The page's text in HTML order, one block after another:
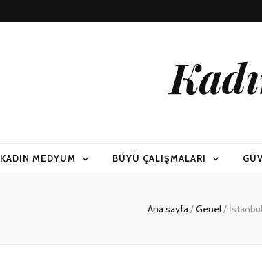
KADIN MEDYUM BÜYÜ ÇALIŞMALARI
Ana sayfa/Genel/